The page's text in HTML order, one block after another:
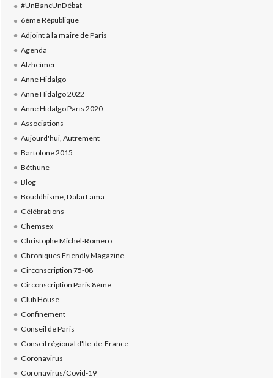
#UnBancUnDébat
6ème République
Adjoint à la maire de Paris
Agenda
Alzheimer
Anne Hidalgo
Anne Hidalgo 2022
Anne Hidalgo Paris 2020
Associations
Aujourd'hui, Autrement
Bartolone 2015
Béthune
Blog
Bouddhisme, Dalaï Lama
Célébrations
Chemsex
Christophe Michel-Romero
Chroniques Friendly Magazine
Circonscription 75-08
Circonscription Paris 8ème
Club House
Confinement
Conseil de Paris
Conseil régional d'Ile-de-France
Coronavirus
Coronavirus/Covid-19